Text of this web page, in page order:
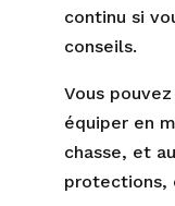
continu si
conseils.
Vous
équiper en
chasse, et
protections,